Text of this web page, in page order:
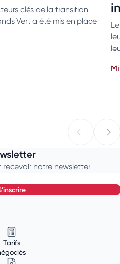
clés de la transition
Vert a été mis en place
recevoir notre newsletter
s'inscrire
Tarifs